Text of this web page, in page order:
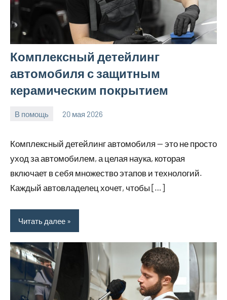
Комплексный детейлинг
автомобиля с защитным
керамическим покрытием
В помощь 20 мая 2026
Комплексный детейлинг автомобиля — это не просто
уход за автомобилем, а целая наука, которая
включает в себя множество этапов и технологий.
Каждый автовладелец хочет, чтобы […]
Читать далее